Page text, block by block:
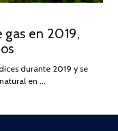
en 2019,
durante 2019 y se
en …